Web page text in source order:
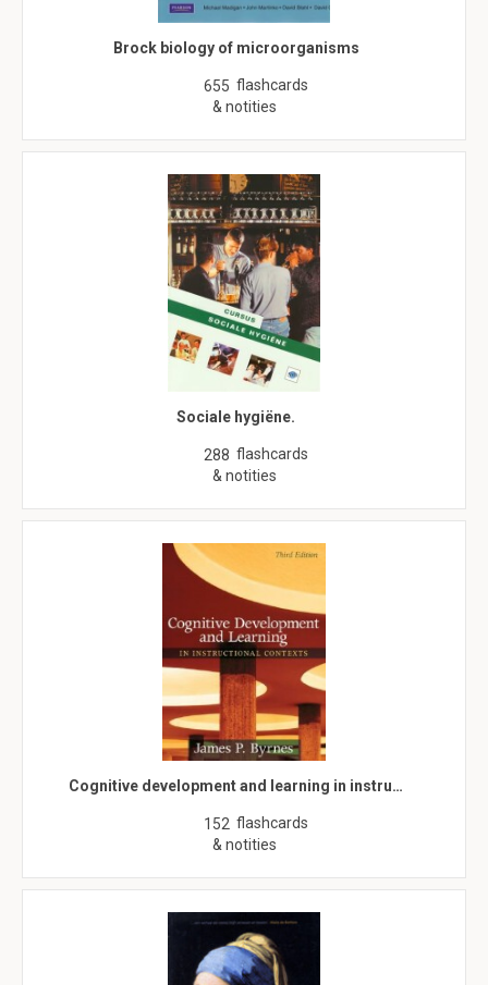
Brock biology of microorganisms
655 flashcards
& notities
Sociale hygiëne.
288 flashcards
& notities
Cognitive development and learning in instru…
152 flashcards
& notities